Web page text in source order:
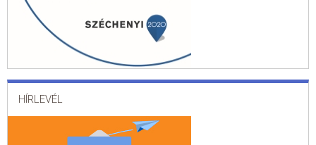
HÍRLEVÉL